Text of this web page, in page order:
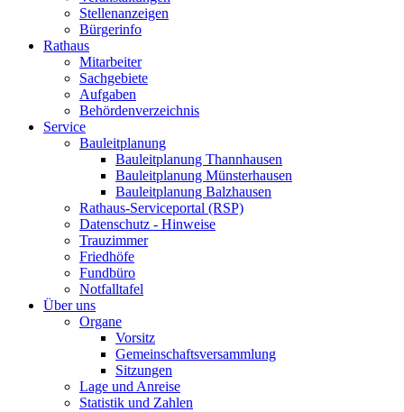
Stellenanzeigen
Bürgerinfo
Rathaus
Mitarbeiter
Sachgebiete
Aufgaben
Behördenverzeichnis
Service
Bauleitplanung
Bauleitplanung Thannhausen
Bauleitplanung Münsterhausen
Bauleitplanung Balzhausen
Rathaus-Serviceportal (RSP)
Datenschutz - Hinweise
Trauzimmer
Friedhöfe
Fundbüro
Notfalltafel
Über uns
Organe
Vorsitz
Gemeinschaftsversammlung
Sitzungen
Lage und Anreise
Statistik und Zahlen